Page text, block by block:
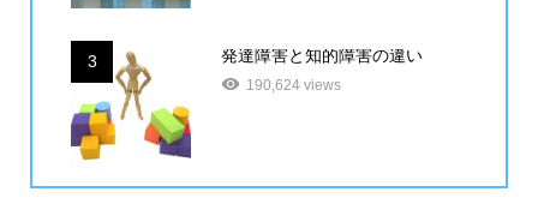
3 発達障害と知的障害の違い
190,624 views